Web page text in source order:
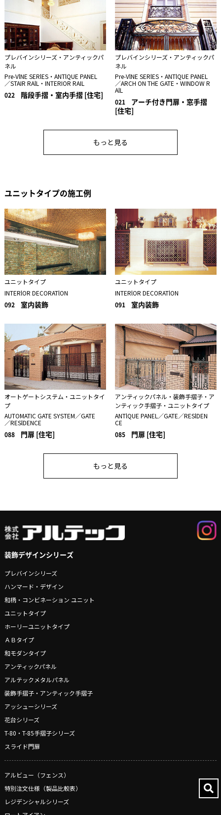
プレバインシリーズ・アンティックパ
ネル
Pre-VlNE SERlES・ANTlQUE PANEL
／STAIR RAlL・INTERIOR RAIL
022 階段手摺・室内手摺 [住宅]
プレバインシリーズ・アンティックパ
ネル
Pre-VlNE SERlES・ANTlQUE PANEL
／ARCH ON THE GATE・WINDOW R
AlL
021
アーチ付き門扉・窓手摺
[住宅]
もっと見る
ユニットタイプの施工例
ユニットタイプ
INTERlOR DECORATlON
092 室内装飾
ユニットタイプ
INTERlOR DECORATlON
091 室内装飾
オートゲートシステム・ユニットタイ
プ
AUTOMATIC GATE SYSTEM／GATE
／RESlDENCE
088 門扉 [住宅]
アンティックパネル・装飾手摺子・ア
ンティック手摺子・ユニットタイプ
ANTlQUE PANEL／GATE／RESlDEN
CE
085 門扉 [住宅]
もっと見る
装飾デザインシリーズ
プレバインシリーズ
ハンマード・デザイン
和柄・コンビネーション ユニット
ユニットタイプ
ホーリーユニットタイプ
ＡＢタイプ
和モダンタイプ
アンティックパネル
アルテックメタルパネル
装飾手摺子・アンティック手摺子
アッシューシリーズ
花台シリーズ
T-80・T-85手摺子シリーズ
スライド門扉
アルビュー（フェンス）
特別注文仕様（製品比較表）
レジデンシャルシリーズ